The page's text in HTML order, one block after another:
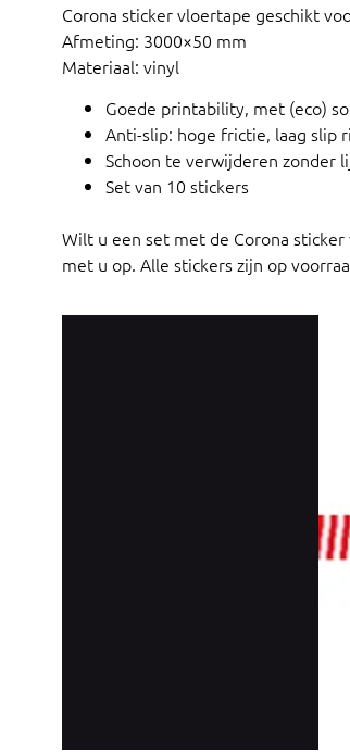
Corona sticker vloertape geschikt
Afmeting: 3000×50 mm
Materiaal: vinyl
Goede printability, met (eco)
Anti-slip: hoge frictie, laag slip
Schoon te verwijderen zonder
Set van 10 stickers
Wilt u een set met de Corona sticker
met u op. Alle stickers zijn op